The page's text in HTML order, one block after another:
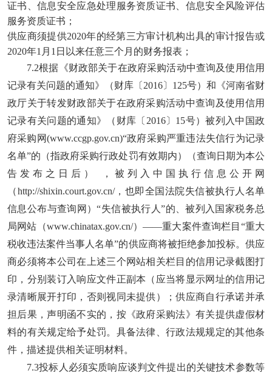
证书、信息安全应急处理服务资质证书、信息安全风险评估
服务资质证书；
供应商须提供2020年的经第三方审计机构出具的审计报告或
2020年1月1日以来任意三个月的财务报表；
7.2根据《财政部关于在政府采购活动中查询及使用信用
记录有关问题的通知》（财库〔2016〕125号）和《河南省财
政厅关于转发财政部关于在政府采购活动中查询及使用信用
记录有关问题的通知》（财库〔2016〕15号）被列入中国政
府采购网(www.ccgp.gov.cn)“政府采购严重违法失信行为记录
名单”的（指政府采购行政处罚有效期内）（查询日期为本公
告发布之日后） ，被列入中国执行信息公开网
（http://shixin.court.gov.cn/，也即全国法院失信被执行人名单
信息公布与查询网）“失信被执行人”的、被列入国家税务总
局网站（www.chinatax.gov.cn/）——重大案件查询栏目“重大
税收违法案件当事人名单”的供应商将被拒绝参加投标。供应
商必须将本公司在上述三个网站相关栏目的信用记录截图打
印，分别装订入响应文件正副本（应当将显示网址的信用记
录清晰展开打印，否则视同未提供）；供应商自行承诺并承
担后果，声明函不实的，按《政府采购法》有关提供虚假材
料的有关规定给予处罚。具备法律、行政法规规定的其他条
件，描述提供相关证明材料。
7.3投标人必须实质响应谈判文件提出的关键技术参数等